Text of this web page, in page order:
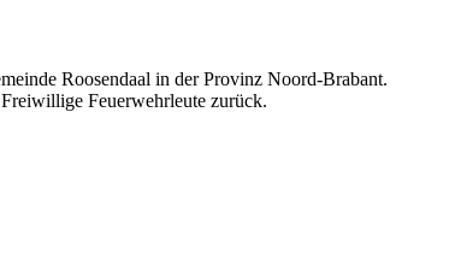
Roosendaal in der Provinz Noord-Brabant.
Feuerwehrleute zurück.